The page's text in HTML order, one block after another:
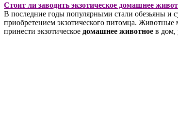
Стоит ли заводить экзотическое домашнее
В последние годы популярными стали обезьяны и
приобретением экзотического питомца.
принести экзотическое домашнее животное в дом,